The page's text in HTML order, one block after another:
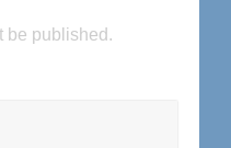
be published.